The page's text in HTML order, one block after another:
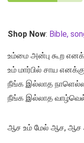
Shop Now: Bible,
உம்மை அன்பு கூற
உம் மார்பில் சாய
நீங்க இல்லாத
நீங்க இல்லாத
ஆச உம் மேல் ஆச, ஆச